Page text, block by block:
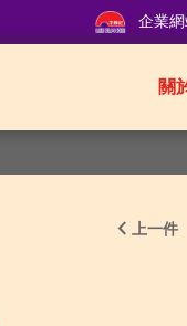
企業
關
上一件